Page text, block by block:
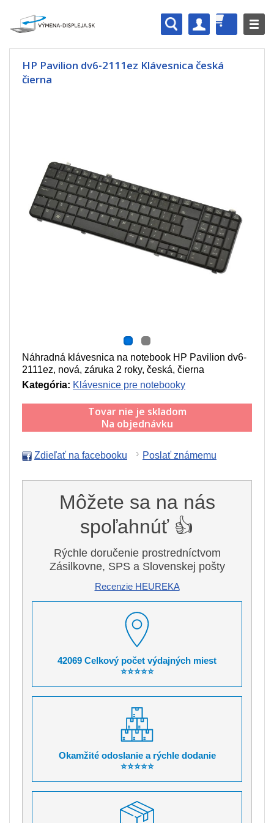
HP Pavilion dv6-2111ez Klávesnica česká
čierna
Náhradná klávesnica na notebook HP Pavilion dv6-
2111ez, nová, záruka 2 roky, česká, čierna
Kategória: Klávesnice pre notebooky
Tovar nie je skladom
Na objednávku
Zdieľať na facebooku Poslať známemu
Môžete sa na nás
spoľahnúť 👍
Rýchle doručenie prostredníctvom
Zásilkovne, SPS a Slovenskej pošty
Recenzie HEUREKA
42069 Celkový počet výdajných miest
⭐⭐⭐⭐⭐
Okamžité odoslanie a rýchle dodanie
⭐⭐⭐⭐⭐